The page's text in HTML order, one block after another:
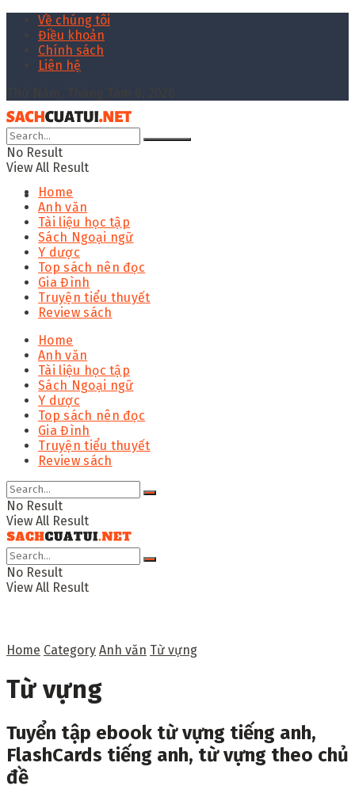
Về chúng tôi
Điều khoản
Chính sách
Liên hệ
No Result
View All Result
Home
Anh văn
Tài liệu học tập
Sách Ngoại ngữ
Y dược
Top sách nên đọc
Gia Đình
Truyện tiểu thuyết
Review sách
Home
Anh văn
Tài liệu học tập
Sách Ngoại ngữ
Y dược
Top sách nên đọc
Gia Đình
Truyện tiểu thuyết
Review sách
No Result
View All Result
No Result
View All Result
Home Category Anh văn Từ vựng
Từ vựng
Tuyển tập ebook từ vựng tiếng anh,
FlashCards tiếng anh, từ vựng theo chủ
đề